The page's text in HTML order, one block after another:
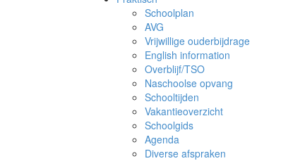
Schoolplan
AVG
Vrijwillige ouderbijdrage
English information
Overblijf/TSO
Naschoolse opvang
Schooltijden
Vakantieoverzicht
Schoolgids
Agenda
Diverse afspraken